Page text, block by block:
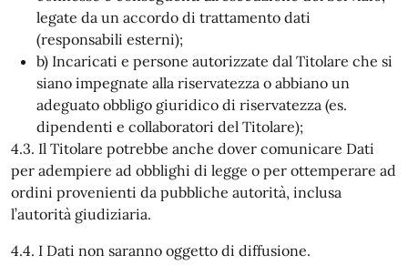
legate da un accordo di trattamento dati
(responsabili esterni);
b) Incaricati e persone autorizzate dal Titolare che si
siano impegnate alla riservatezza o abbiano un
adeguato obbligo giuridico di riservatezza (es.
dipendenti e collaboratori del Titolare);
4.3. Il Titolare potrebbe anche dover comunicare Dati
per adempiere ad obblighi di legge o per ottemperare ad
ordini provenienti da pubbliche autorità, inclusa
l’autorità giudiziaria.
4.4. I Dati non saranno oggetto di diffusione.